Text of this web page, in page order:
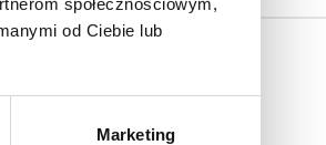
od Ciebie lub
Marketing